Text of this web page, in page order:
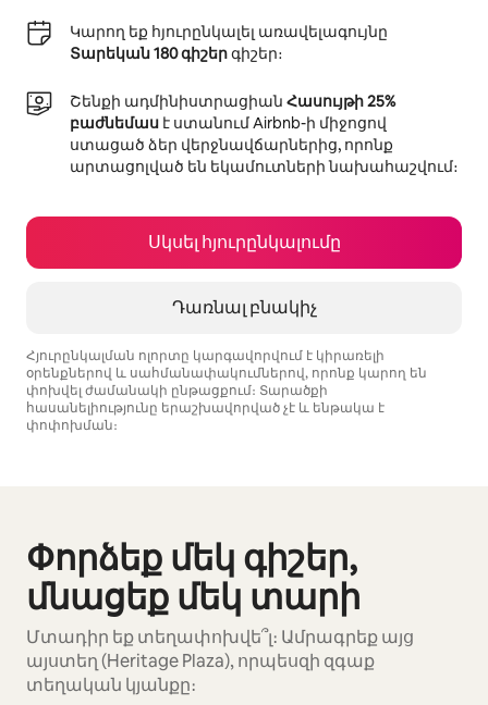
Կարող եք հյուրընկալել առավելագույնը
Տարեկան 180 գիշերգիշեր։
Շենքի ադմինիստրացիան Հասույթի 25%
բաժնեմաս է ստանում Airbnb-ի միջոցով
ստացած ձեր վերջնավճարներից, որոնք
արտացոլված են եկամուտների նախահաշվում։
Սկսել հյուրընկալումը
Դառնալ բնակիչ
Հյուրընկալման ոլորտը կարգավորվում է կիրառելի
օրենքներով և սահմանափակումներով, որոնք կարող են
փոխվել ժամանակի ընթացքում։ Տարածքի
հասանելիությունը երաշխավորված չէ և ենթակա է
փոփոխման։
Փորձեք մեկ գիշեր,
մնացեք մեկ տարի
Մտադիր եք տեղափոխվե՞լ։ Ամրագրեք այց
այստեղ (Heritage Plaza), որպեսզի զգաք
տեղական կյանքը։
Ցուցադրվում է 0 տարր՝ 0-ից